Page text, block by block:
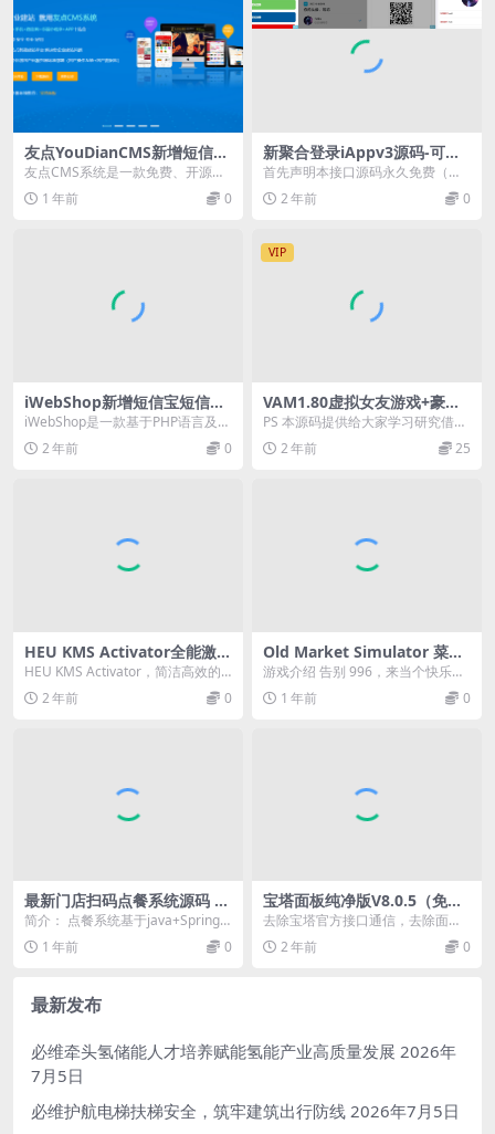
友点YouDianCMS新增短信宝
短信插件【更新至V9.5.21】
友点CMS系统是一款免费、开源、
轻便、安全、专业建站、PC+手机
+微官网+小程序...
1 年前 0
新聚合登录iAppv3源码-可获
取QQ账号名称-免签QQ互联
首先声明本接口源码永久免费（懒
得写收费），前面旧版的接口都是
调用 QQ 互联接口...
2 年前 0
iWebShop新增短信宝短信插
件及安装说明【更新至V5.1
1】
iWebShop是一款基于PHP语言及M
YSQL数据库开发的B2B2C多用户商
城...2 年前 0
VIP
VAM1.80虚拟女友游戏+豪华
整合汉化版+游戏本体98G+30
0G资源包一共400G+支持VR
PS 本源码提供给大家学习研究借鉴
美工之用，请勿用于商业和非法用
途，无任何技术支...
2 年前 25
HEU KMS Activator全能激活
神器
HEU KMS Activator，简洁高效的
全能 KMS/OEM 激活工具， ...
2 年前 0
Old Market Simulator 菜市
场模拟器 v1.5.5 正式中文版
游戏介绍 告别 996，来当个快乐的
菜贩子吧！在《菜市场模拟器》中
体验一个充满烟...
1 年前 0
最新门店扫码点餐系统源码 小
程序点餐系统 点餐APP uniap
p多端接入
简介： 点餐系统基于java+SpringB
oot+element-plus+u...
1 年前 0
宝塔面板纯净版V8.0.5（免费
使用所有插件）
去除宝塔官方接口通信，去除面板
强制绑定账号。 免费提升为企业会
员，免费使用软件商...
2 年前 0
最新发布
必维牵头氢储能人才培养赋能氢能产业高质量发展 2026年
7月5日
必维护航电梯扶梯安全，筑牢建筑出行防线 2026年7月5日